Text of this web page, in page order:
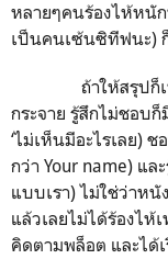
หลายๆคนร้องไห้หนั
เป็นคนเซ้นซิทีฟนะ)
ถ้าให้สรุปก็เป็น
กระจาย รู้สึกไม่ชอบ
‘ไม่เห็นมีอะไรเลย)
กว่า Your name) แ
แบบเรา) ไม่ใช่ว่าหนั
แล้วเลยไม่ได้ร้องไห้
คิดตามพล็อต และได้